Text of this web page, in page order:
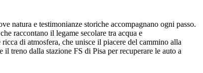
natura e testimonianze storiche accompagnano ogni passo.
raccontano il legame secolare tra acqua e
di atmosfera, che unisce il piacere del cammino alla
treno dalla stazione FS di Pisa per recuperare le auto a